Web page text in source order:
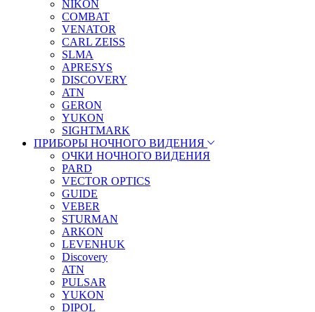
NIKON
COMBAT
VENATOR
CARL ZEISS
SLMA
APRESYS
DISCOVERY
ATN
GERON
YUKON
SIGHTMARK
ПРИБОРЫ НОЧНОГО ВИДЕНИЯ
ОЧКИ НОЧНОГО ВИДЕНИЯ
PARD
VECTOR OPTICS
GUIDE
VEBER
STURMAN
ARKON
LEVENHUK
Discovery
ATN
PULSAR
YUKON
DIPOL